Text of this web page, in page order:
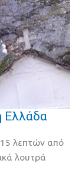
Ελλάδα
λεπτών από
λουτρά